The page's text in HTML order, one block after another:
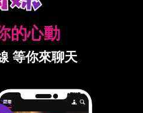
的心動
等你來聊天